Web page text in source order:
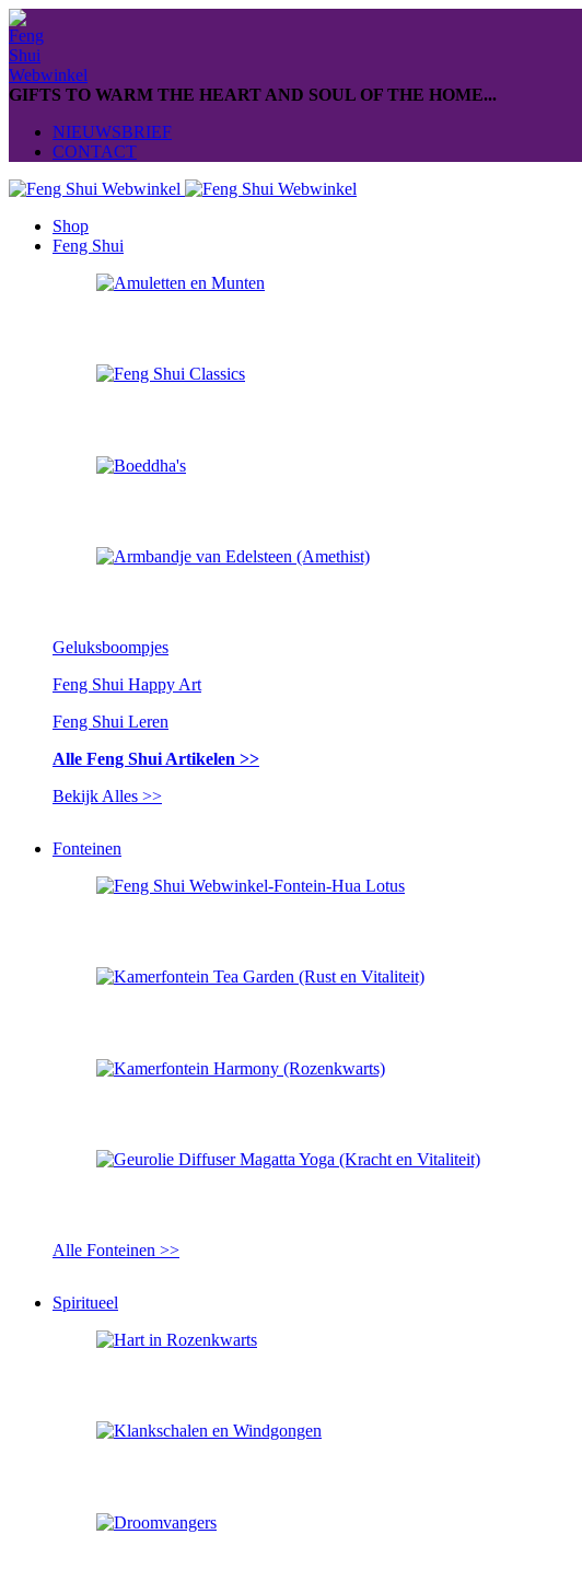
GIFTS TO WARM THE HEART AND SOUL OF THE HOME...
NIEUWSBRIEF
CONTACT
Shop
Feng Shui
Geluksboompjes
Feng Shui Happy Art
Feng Shui Leren
Alle Feng Shui Artikelen >>
Bekijk Alles >>
Fonteinen
Alle Fonteinen >>
Spiritueel